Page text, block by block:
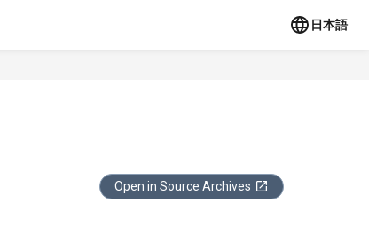
日本語
Open in Source Archives